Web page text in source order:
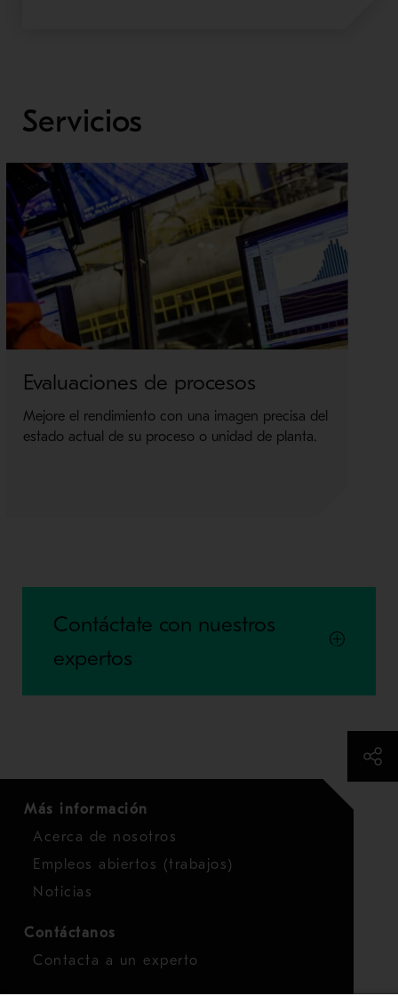
Servicios
Evaluaciones de procesos
Mejore el rendimiento con una imagen precisa del
estado actual de su proceso o unidad de planta.
Contáctate con nuestros
expertos
Más información
Acerca de nosotros
Empleos abiertos (trabajos)
Noticias
Contáctanos
Contacta a un experto